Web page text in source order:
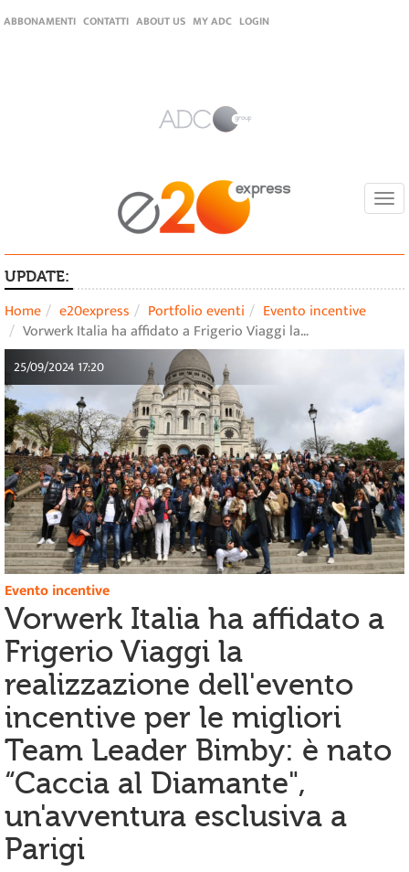
ABBONAMENTI CONTATTI ABOUT US MY ADC LOGIN
UPDATE:
Home e20express Portfolio eventi
Evento incentive
Vorwerk Italia ha affidato a Frigerio Viaggi la…
25/09/2024 17:20
Evento incentive
Vorwerk Italia ha affidato a
Frigerio Viaggi la
realizzazione dell'evento
incentive per le migliori
Team Leader Bimby: è nato
“Caccia al Diamante",
un'avventura esclusiva a
Parigi